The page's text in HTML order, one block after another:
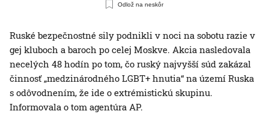
Odlož na neskôr
Ruské bezpečnostné sily podnikli v noci na sobotu razie v
gej kluboch a baroch po celej Moskve. Akcia nasledovala
necelých 48 hodín po tom, čo ruský najvyšší súd zakázal
činnosť „medzinárodného LGBT+ hnutia“ na území Ruska
s odôvodnením, že ide o extrémistickú skupinu.
Informovala o tom agentúra AP.